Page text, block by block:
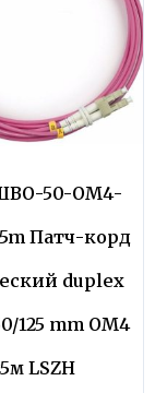
50-OM4-
Патч-корд
duplex
125 mm OM4
LSZH